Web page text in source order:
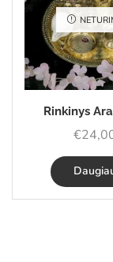
Rinkinys
€